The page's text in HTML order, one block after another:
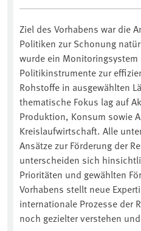
Ziel des Vorhabens war die
Politiken zur Schonung
wurde ein
Politikinstrumente zur
Rohstoffe in ausgewählten
thematische Fokus lag auf
Produktion, Konsum sowie
Kreislaufwirtschaft. Alle
Ansätze zur Förderung der
unterscheiden sich
Prioritäten und gewählten
Vorhabens stellt neue
internationale Prozesse der
noch gezielter verstehen